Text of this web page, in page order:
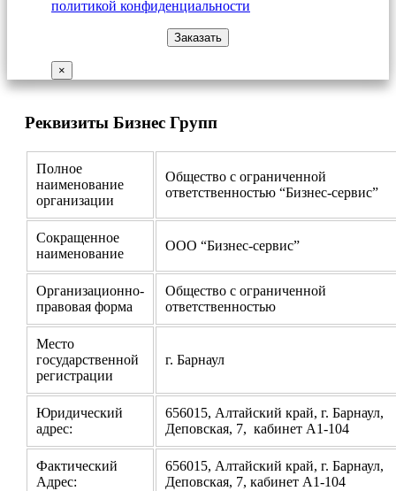
политикой конфиденциальности
×
Реквизиты Бизнес Групп
Полное
наименование
организации
Общество с ограниченной
ответственностью “Бизнес-сервис”
Сокращенное
наименование
ООО “Бизнес-сервис”
Организационно-
правовая форма
Общество с ограниченной
ответственностью
Место
государственной
регистрации
г. Барнаул
Юридический
адрес:
656015, Алтайский край, г. Барнаул,
Деповская, 7, кабинет А1-104
Фактический
Адрес:
656015, Алтайский край, г. Барнаул,
Деповская, 7, кабинет А1-104